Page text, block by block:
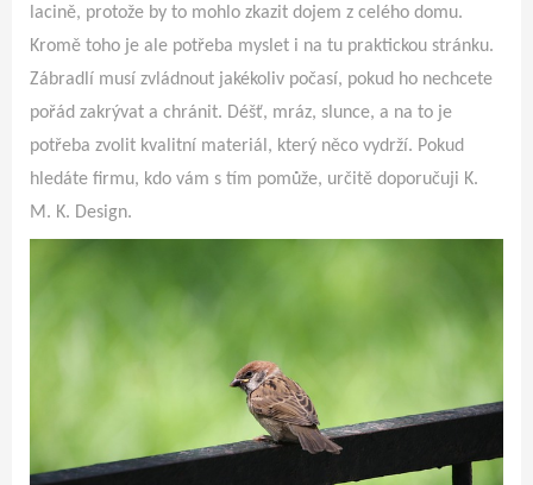
lacině, protože by to mohlo zkazit dojem z celého domu.
Kromě toho je ale potřeba myslet i na tu praktickou stránku.
Zábradlí musí zvládnout jakékoliv počasí, pokud ho nechcete
pořád zakrývat a chránit. Déšť, mráz, slunce, a na to je
potřeba zvolit kvalitní materiál, který něco vydrží. Pokud
hledáte firmu, kdo vám s tím pomůže, určitě doporučuji K.
M. K. Design.